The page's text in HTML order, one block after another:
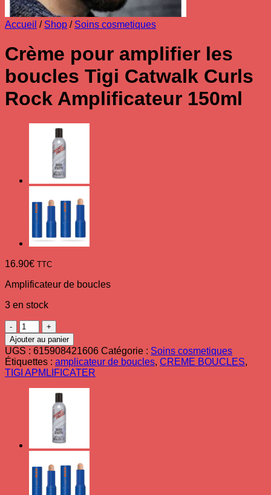
Accueil / Shop / Soins cosmetiques
Crème pour amplifier les
boucles Tigi Catwalk Curls
Rock Amplificateur 150ml
16.90€ TTC
Amplificateur de boucles
3 en stock
quantité
de
Crème
pour
amplifier
les
boucles
Catwalk
Amplificateur
Ajouter au panier
UGS : 615908421606 Catégorie : Soins cosmetiques
Étiquettes : amplicateur de boucles, CREME BOUCLES,
TIGI APMLIFICATER